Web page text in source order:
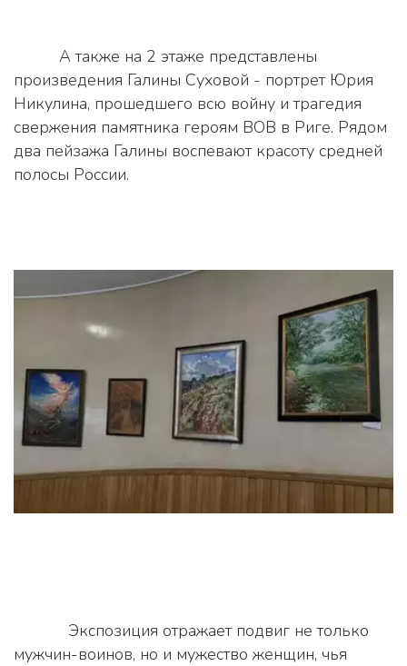
произведения Галины Суховой - портрет Юрия
Никулина, прошедшего всю войну и трагедия
свержения памятника героям ВОВ в Риге. Рядом
два пейзажа Галины воспевают красоту средней
полосы России.
мужчин-воинов, но и мужество женщин, чья